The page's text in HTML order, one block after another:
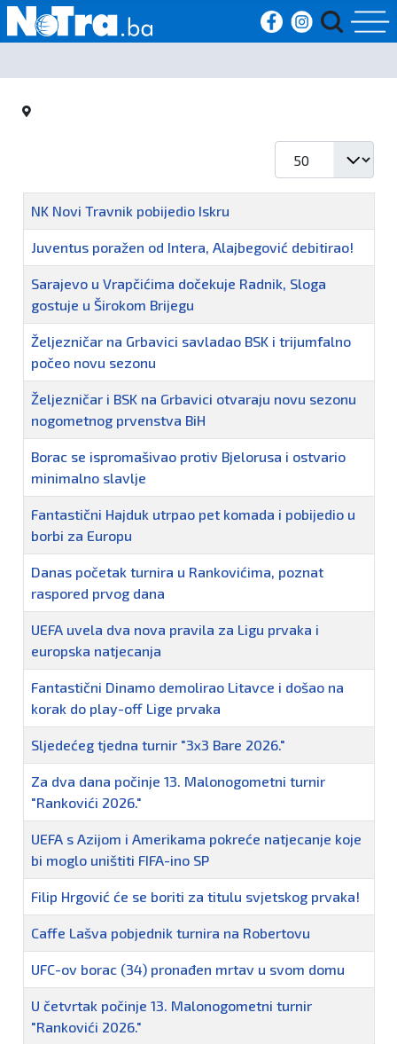
Početna
Vijesti
Kultura
Crna
kronika
Politika
Zanimljivosti
Naziv
NK Novi Travnik pobijedio Iskru
Juventus poražen od Intera, Alajbegović debitirao!
Sarajevo u Vrapčićima dočekuje Radnik, Sloga
gostuje u Širokom Brijegu
Željezničar na Grbavici savladao BSK i trijumfalno
počeo novu sezonu
Željezničar i BSK na Grbavici otvaraju novu sezonu
nogometnog prvenstva BiH
Borac se ispromašivao protiv Bjelorusa i ostvario
minimalno slavlje
Fantastični Hajduk utrpao pet komada i pobijedio u
borbi za Europu
Danas početak turnira u Rankovićima, poznat
raspored prvog dana
UEFA uvela dva nova pravila za Ligu prvaka i
europska natjecanja
Fantastični Dinamo demolirao Litavce i došao na
korak do play-off Lige prvaka
Sljedećeg tjedna turnir "3x3 Bare 2026."
Za dva dana počinje 13. Malonogometni turnir
"Rankovići 2026."
UEFA s Azijom i Amerikama pokreće natjecanje koje
bi moglo uništiti FIFA-ino SP
Filip Hrgović će se boriti za titulu svjetskog prvaka!
Caffe Lašva pobjednik turnira na Robertovu
UFC-ov borac (34) pronađen mrtav u svom domu
U četvrtak počinje 13. Malonogometni turnir
"Rankovići 2026."